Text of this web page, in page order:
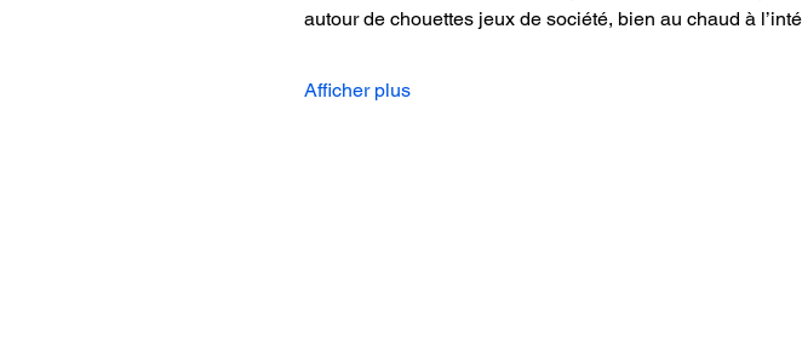
autour de chouettes jeux de société, bien au chaud à
Afficher plus